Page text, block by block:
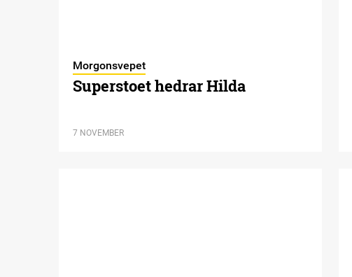
Morgonsvepet
Superstoet hedrar Hilda
7 NOVEMBER